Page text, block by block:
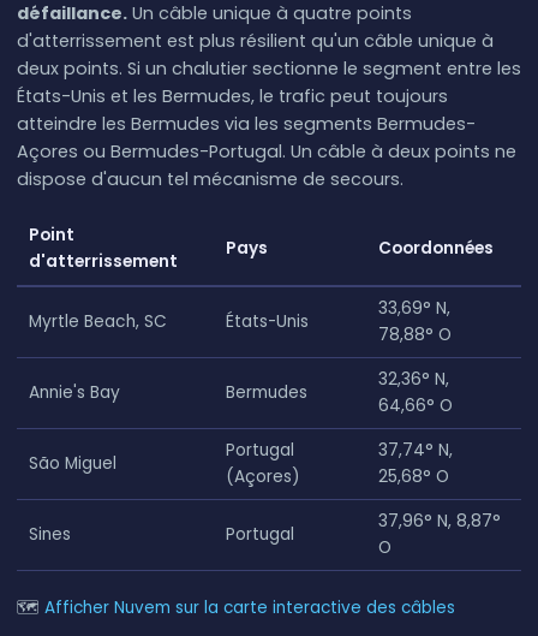
défaillance.Un câble unique à quatre points
d'atterrissement est plus résilient qu'un câble unique à
deux points. Si un chalutier sectionne le segment entre les
États-Unis et les Bermudes, le trafic peut toujours
atteindre les Bermudes via les segments Bermudes-
Açores ou Bermudes-Portugal. Un câble à deux points ne
dispose d'aucun tel mécanisme de secours.
Point
d'atterrissement
Pays Coordonnées
Myrtle Beach, SC États-Unis
33,69° N,
78,88° O
Annie's Bay Bermudes
32,36° N,
64,66° O
São Miguel
Portugal
(Açores)
37,74° N,
25,68° O
Sines Portugal
37,96° N, 8,87°
O
🗺 Afficher Nuvem sur la carte interactive des câbles